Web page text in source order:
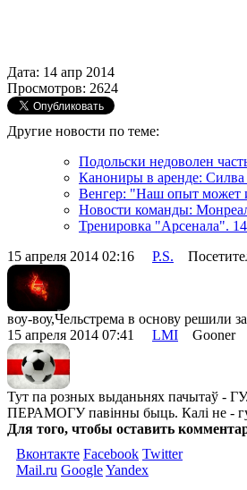
Дата: 14 апр 2014
Просмотров: 2624
Другие новости по теме:
Подольски недоволен
Канониры в аренде: Силва
Венгер: "Наш опыт может
Новости команды:
Тренировка "Арсенала".
15 апреля 2014 02:16 P.S.
воу-воу,Чельстрема в основу решили
15 апреля 2014 07:41 LMI Gooner
Тут па розных выданьнях пачытаў -
ПЕРАМОГУ павінны быць. Калі не -
Для того, чтобы оставить
Вконтакте Facebook Twitter
Mail.ru GoogleYandex